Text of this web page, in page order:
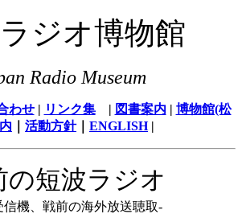
ジオ博物館
Radio Museum
わせ| リンク集| 図書案内 | 博物館(松
活動方針｜ ENGLISH|
の短波ラジオ
信機、戦前の海外放送聴取-